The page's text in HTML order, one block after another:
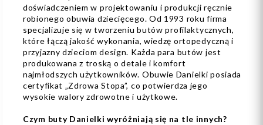
doświadczeniem w projektowaniu i produkcji ręcznie
robionego obuwia dziecięcego. Od 1993 roku firma
specjalizuje się w tworzeniu butów profilaktycznych,
które łączą jakość wykonania, wiedzę ortopedyczną i
przyjazny dzieciom design. Każda para butów jest
produkowana z troską o detale i komfort
najmłodszych użytkowników. Obuwie Danielki posiada
certyfikat „Zdrowa Stopa”, co potwierdza jego
wysokie walory zdrowotne i użytkowe.
Czym buty Danielki wyróżniają się na tle innych?